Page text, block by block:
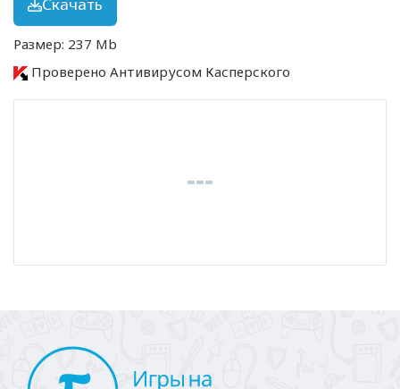
Размер: 237 Mb
Проверено Антивирусом Касперского